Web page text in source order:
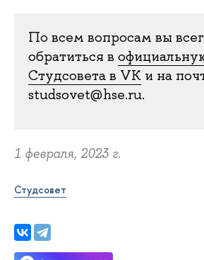
По всем вопросам вы
обратиться в
Студсовета в VK и на
studsovet@hse.ru.
1 февраля, 2023 г.
Студсовет